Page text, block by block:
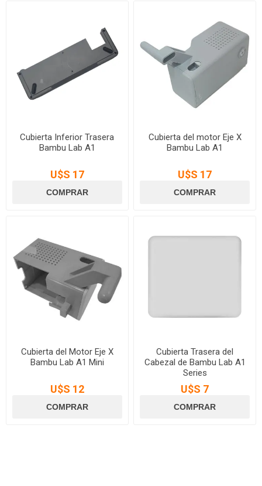
Cubierta Inferior Trasera
Bambu Lab A1
U$S 17
Cubierta del motor Eje X
Bambu Lab A1
U$S 17
Cubierta del Motor Eje X
Bambu Lab A1 Mini
U$S 12
Cubierta Trasera del
Cabezal de Bambu Lab A1
Series
U$S 7